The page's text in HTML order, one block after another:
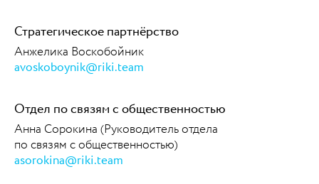
Стратегическое партнёрство
Анжелика Воскобойник
avoskoboynik@riki.team
Отдел по связям с общественностью
Анна Сорокина (Руководитель отдела
по связям с общественностью)
asorokina@riki.team